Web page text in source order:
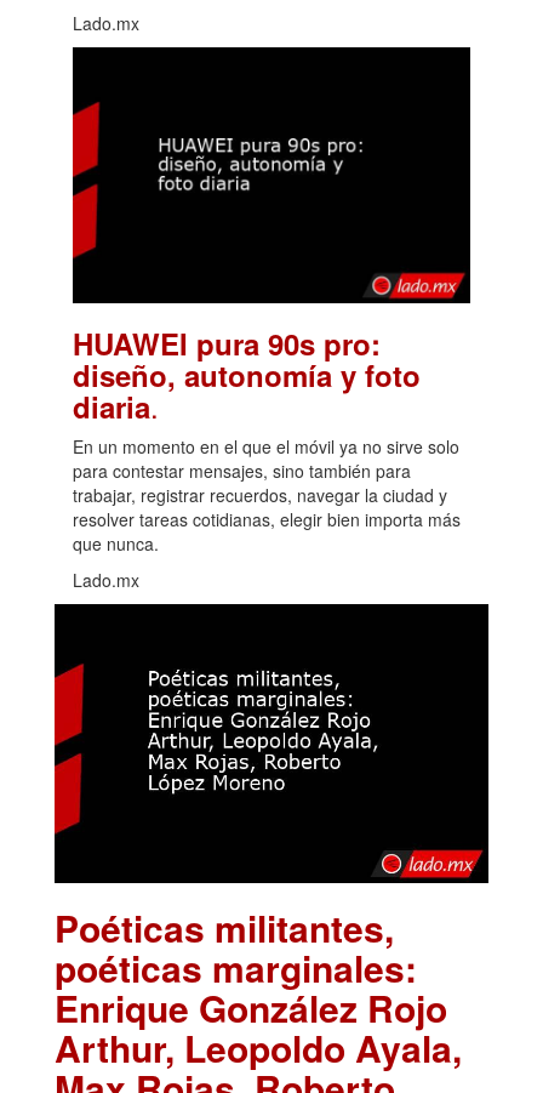
Lado.mx
HUAWEI pura 90s pro:
diseño, autonomía y foto
diaria.
En un momento en el que el móvil ya no sirve solo
para contestar mensajes, sino también para
trabajar, registrar recuerdos, navegar la ciudad y
resolver tareas cotidianas, elegir bien importa más
que nunca.
Lado.mx
Poéticas militantes,
poéticas marginales:
Enrique González Rojo
Arthur, Leopoldo Ayala,